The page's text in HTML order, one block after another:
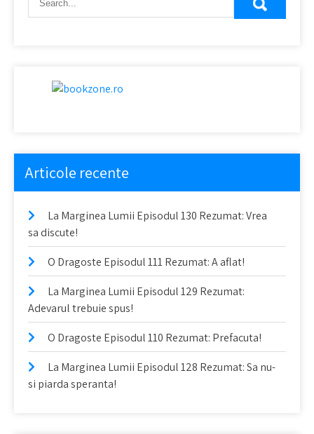
Articole recente
La Marginea Lumii Episodul 130 Rezumat: Vrea
sa discute!
O Dragoste Episodul 111 Rezumat: A aflat!
La Marginea Lumii Episodul 129 Rezumat:
Adevarul trebuie spus!
O Dragoste Episodul 110 Rezumat: Prefacuta!
La Marginea Lumii Episodul 128 Rezumat: Sa nu-
si piarda speranta!